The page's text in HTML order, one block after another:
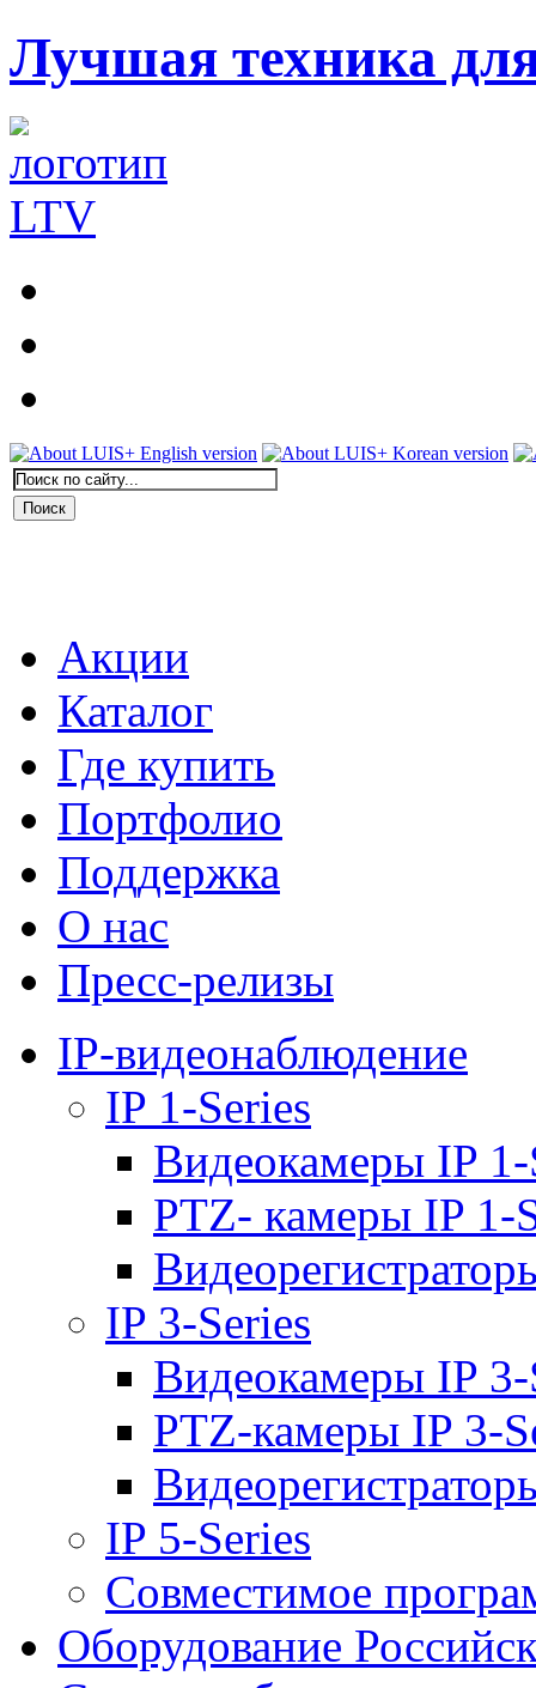
Лучшая техника
Акции
Каталог
Где купить
Портфолио
Поддержка
О нас
Пресс-релизы
IP-видеонаблюдение
IP 1-Series
Видеокамеры IP 1-
PTZ- камеры IP 1-
IP 3-Series
Видеокамеры IP 3-
PTZ-камеры IP 3-
IP 5-Series
Совместимое
Оборудование